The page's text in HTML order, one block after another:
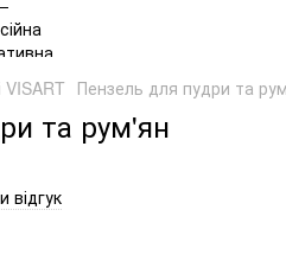
VISART Пензель для пудри та
та рум'ян
відгук